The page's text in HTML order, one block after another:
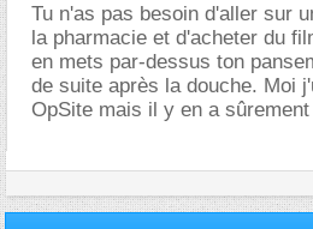
Tu n'as pas besoin d'aller sur
la pharmacie et d'acheter du
en mets par-dessus ton
de suite après la douche. Moi
OpSite mais il y en a sûrement